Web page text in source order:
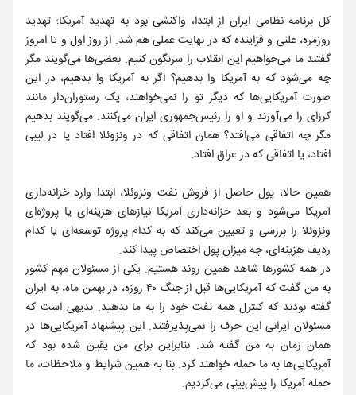
کل برنامه نظامی ایران از ابتدا، واکنشی بود به تهدید آمریکا؛ تهدید
روزمره، علنی و فزاینده که در نهایت عملی هم شد. از روز اول و تا امروز
گفتند ما می‌خواهیم این انقلاب را سرنگون کنیم. بعضی‌ها می‌گویند مگر
چه می‌شود که به آمریکا وا بدهیم؟ اگر به آمریکا وا بدهیم، در این
صورت آمریکایی‌ها که دیگر تو را نمی‌خواهند، یک رستوران‌دار مانند
کرزای را می‌آورند و او را رئیس‌جمهوری ایران می‌کنند. می‌گویند بدهیم
مگر چه اتفاقی می‌افتد؟ همان اتفاقی که در ونزوئلا افتاد یا در لیبی
افتاد، یا اتفاقی که در عراق افتاد.
همین حالا، پول حاصل از فروش نفت ونزوئلا، ابتدا وارد خزانه‌داری
آمریکا می‌شود و بعد خزانه‌داری آمریکا نیازهای هزینه‌‎ای یا پروژه‌ای
ونزوئلا را بررسی و تعیین می‌کند که به کدام پروژه توسعه‌ای یا کدام
ردیف هزینه‌ای، چه میزان پول اختصاص پیدا کند.
در همه کشورها شاهد همین روند هستیم. یکی از مسئولان مهم کشور
به من گفت که آمریکایی‌ها قبل از جنگ ۴۰ روزه، در بهمن ماه، به ایران
گفته بودند که کنترل همه نفت خود را به ما بدهید. بدیهی است که
مسئولان ایرانی این حرف را نمی‌پذیرفتند. این پیشنهاد آمریکایی‌ها در
همان زمان به من گفته شد. بنابراین برای من یقین شده بود که
آمریکایی‌ها به ما حمله خواهند کرد. بنا به همین شرایط و ملاحظات، ما
حمله آمریکا را پیش‌بینی می‌کردیم.